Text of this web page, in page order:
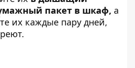
пакет в шкаф, а
их каждые пару дней,